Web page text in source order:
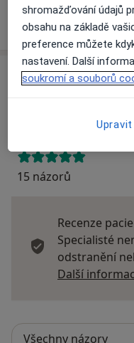
Názory
15 názorů
Recenze
Specialisté
odstranění
Další
shromažďování údajů
obsahu na základě
preference můžete
nastavení. Další
soukromí a souborů